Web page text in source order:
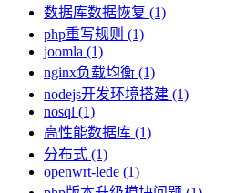
数据库数据恢复 (1)
php重写规则 (1)
joomla (1)
nginx负载均衡 (1)
nodejs开发环境搭建 (1)
nosql (1)
高性能数据库 (1)
分布式 (1)
openwrt-lede (1)